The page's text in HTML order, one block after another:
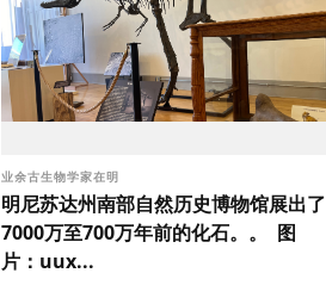
业余古生物学家在明
明尼苏达州南部自然历史博物馆展出了
7000万至700万年前的化石。。 图
片：uux...